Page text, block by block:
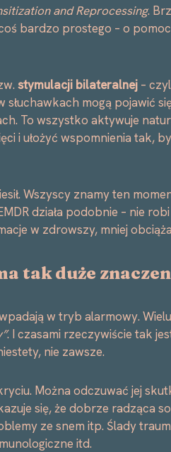
and Reprocessing.
bardzo prostego – o
stymulacji bilateralnej–
mogą pojawić
To wszystko aktywuje
i ułożyć wspomnienia tak,
Wszyscy znamy ten
działa podobnie – nie
w zdrowszy, mniej
tak duże
w tryb alarmowy.
. I czasami rzeczywiście tak
nie zawsze.
Można odczuwać jej
się, że dobrze radząca
ze snem itp. Ślady
itd.